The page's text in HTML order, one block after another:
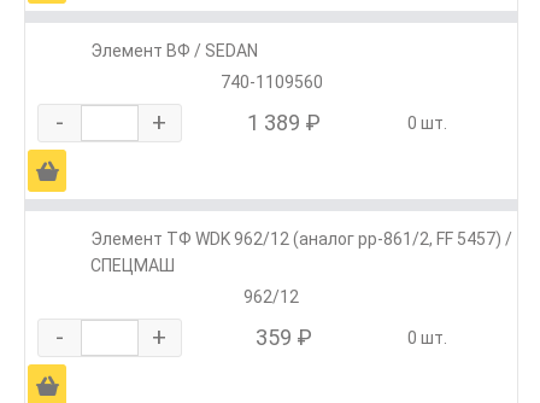
Элемент ВФ / SEDAN
740-1109560
- + 1 389 ₽ 0 шт.
Ä
Элемент ТФ WDK 962/12 (аналог pp-861/2, FF 5457) /
СПЕЦМАШ
962/12
- + 359 ₽ 0 шт.
Ä